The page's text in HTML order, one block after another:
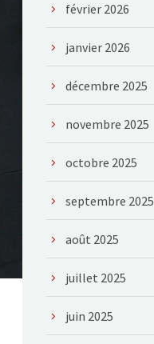
février 2026
janvier 2026
décembre 2025
novembre 2025
octobre 2025
septembre 2025
août 2025
juillet 2025
juin 2025